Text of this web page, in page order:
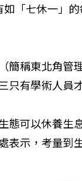
「七休一」
簡稱東北角管
只有學術人員
態可以休養生
表示，考量到